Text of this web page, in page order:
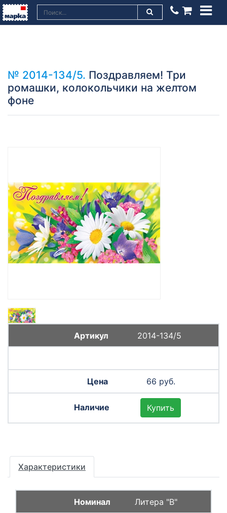
№ 2014-134/5. Поздравляем! Три
ромашки, колокольчики на желтом
фоне
2014-134/5
66 руб.
Купить
Характеристики
Литера "B"